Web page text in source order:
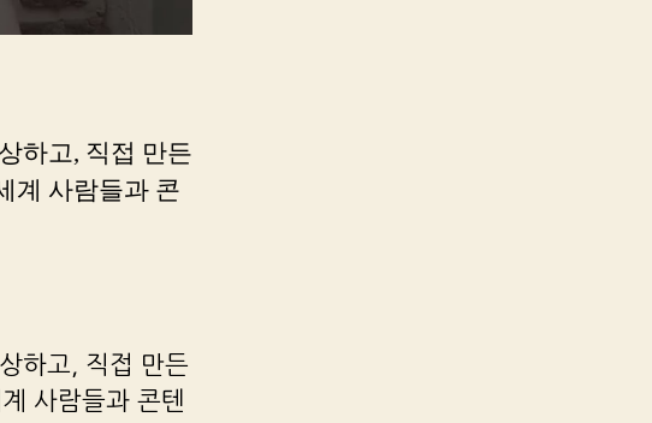
하고, 직접 만든
계 사람들과 콘
하고, 직접 만든
사람들과 콘텐